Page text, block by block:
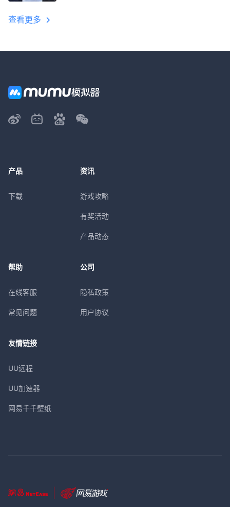
查看更多
产品
下载
资讯
游戏攻略
有奖活动
产品动态
帮助
在线客服
常见问题
公司
隐私政策
用户协议
友情链接
UU远程
UU加速器
网易千千壁纸